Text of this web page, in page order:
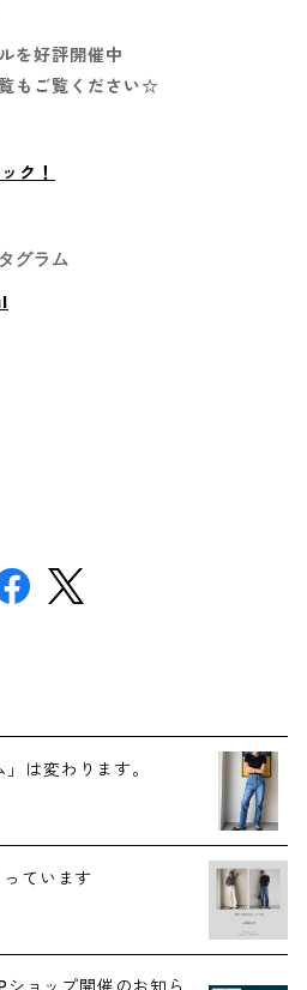
を好評開催中
もご覧ください☆
ク！
グラム
は変わります。
ています